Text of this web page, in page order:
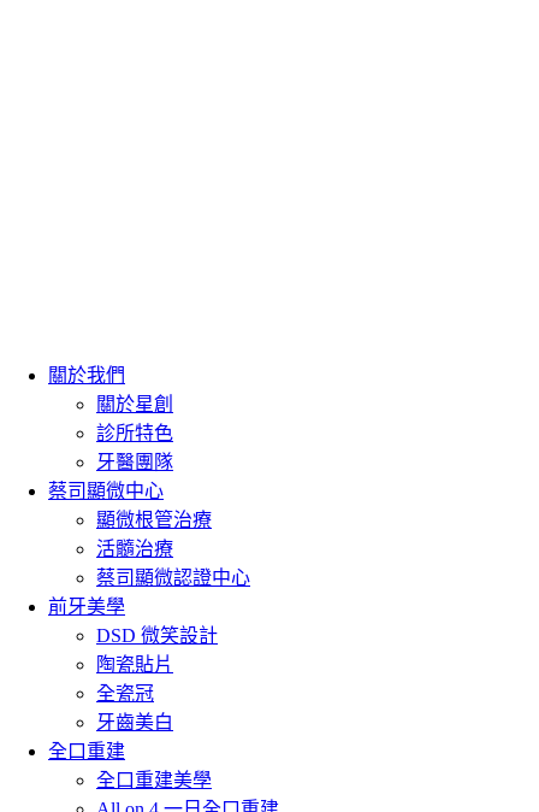
關於我們
關於星創
診所特色
牙醫團隊
蔡司顯微中心
顯微根管治療
活髓治療
蔡司顯微認證中心
前牙美學
DSD 微笑設計
陶瓷貼片
全瓷冠
牙齒美白
全口重建
全口重建美學